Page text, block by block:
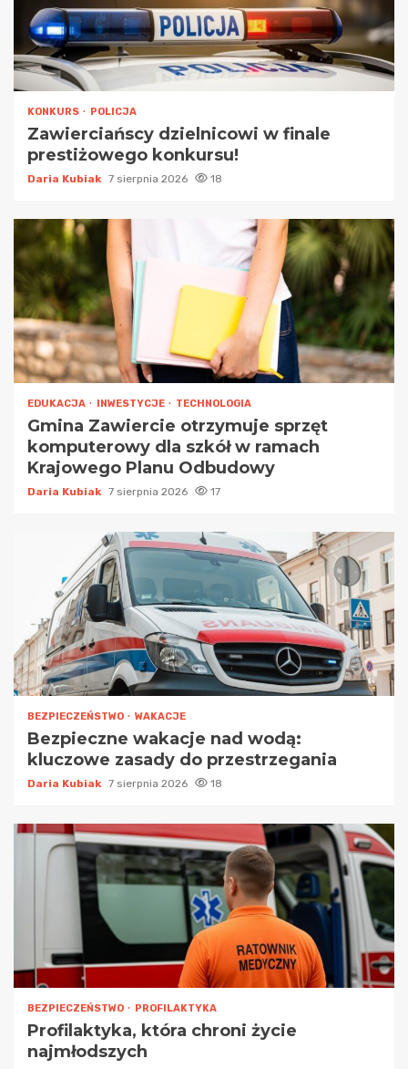
KONKURS POLICJA
Zawierciańscy dzielnicowi w finale
prestiżowego konkursu!
Daria Kubiak 7 sierpnia 2026 18
EDUKACJA INWESTYCJE TECHNOLOGIA
Gmina Zawiercie otrzymuje sprzęt
komputerowy dla szkół w ramach
Krajowego Planu Odbudowy
Daria Kubiak 7 sierpnia 2026 17
BEZPIECZEŃSTWO WAKACJE
Bezpieczne wakacje nad wodą:
kluczowe zasady do przestrzegania
Daria Kubiak 7 sierpnia 2026 18
BEZPIECZEŃSTWO PROFILAKTYKA
Profilaktyka, która chroni życie
najmłodszych